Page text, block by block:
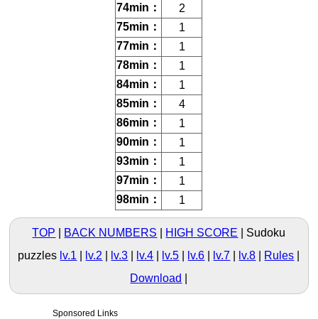
74min：
2
75min：
1
77min：
1
78min：
1
84min：
1
85min：
4
86min：
1
90min：
1
93min：
1
97min：
1
98min：
1
TOP BACK NUMBERS HIGH SCORE
Sudoku
puzzles lv.1 lv.2 lv.3 lv.4 lv.5 lv.6 lv.7 lv.8
Rules
Download
Sponsored Links